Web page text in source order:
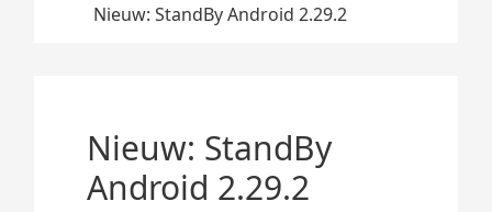
Nieuw: StandBy Android 2.29.2
Nieuw: StandBy
Android 2.29.2